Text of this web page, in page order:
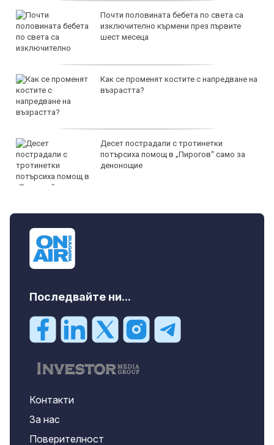
Почти половината бебета по света са
изключително кърмени през първите
шест месеца
Как се променят костите с напредване на
възрастта?
Десет пострадали с тротинетки
потърсиха помощ в „Пирогов“ само за
денонощие
Последвайте ни...
Контакти
За нас
Поверителност